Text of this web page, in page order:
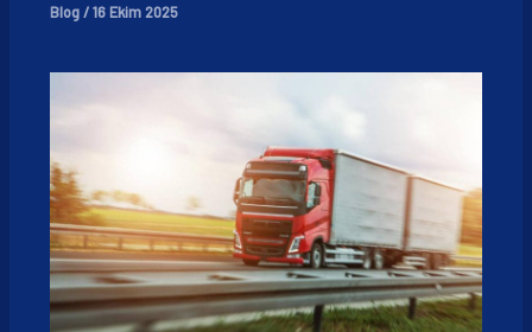
Blog/16 Ekim 2025